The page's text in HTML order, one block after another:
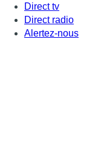
Direct tv
Direct radio
Alertez-nous